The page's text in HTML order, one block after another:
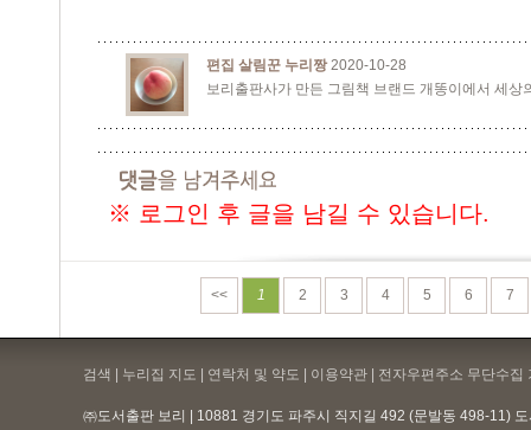
편집 살림꾼 누리짱2020-10-28
보리출판사가 만든 그림책 브랜드 개똥이에서 세상
※ 로그인 후 글을 남길 수 있습니다.
<< 1 2 3 4 5 6 7
검색 | 누리집 지도 | 연락처 및 약도 | 이용약관 | 전자우편주소 무단수집
㈜도서출판 보리 | 10881 경기도 파주시 직지길 492 (문발동 498-11)